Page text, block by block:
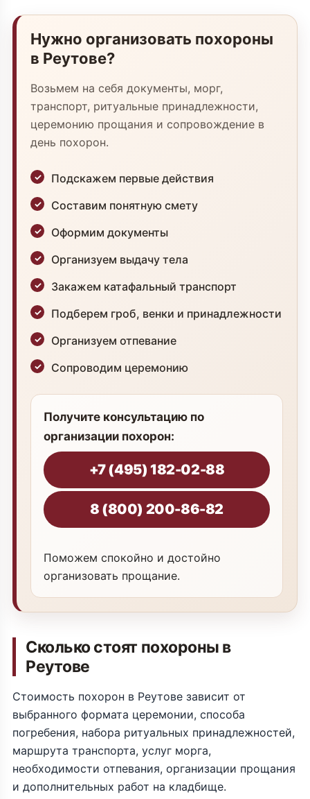
Нужно организовать похороны
в Реутове?
Возьмем на себя документы, морг,
транспорт, ритуальные принадлежности,
церемонию прощания и сопровождение в
день похорон.
Подскажем первые действия
Составим понятную смету
Оформим документы
Организуем выдачу тела
Закажем катафальный транспорт
Подберем гроб, венки и принадлежности
Организуем отпевание
Сопроводим церемонию
Получите консультацию по
организации похорон:
+7 (495) 182-02-88
8 (800) 200-86-82
Поможем спокойно и достойно
организовать прощание.
Сколько стоят похороны в
Реутове
Стоимость похорон в Реутове зависит от
выбранного формата церемонии, способа
погребения, набора ритуальных принадлежностей,
маршрута транспорта, услуг морга,
необходимости отпевания, организации прощания
и дополнительных работ на кладбище.